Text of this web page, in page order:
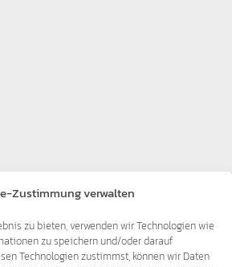
Zustimmung verwalten
zu bieten, verwenden wir Technologien wie
zu speichern und/oder darauf
Technologien zustimmst, können wir Daten